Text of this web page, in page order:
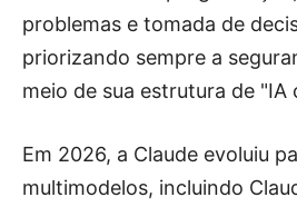
problemas e tomada de
priorizando sempre a
meio de sua estrutura de "IA
Em 2026, a Claude evoluiu
multimodelos, incluindo